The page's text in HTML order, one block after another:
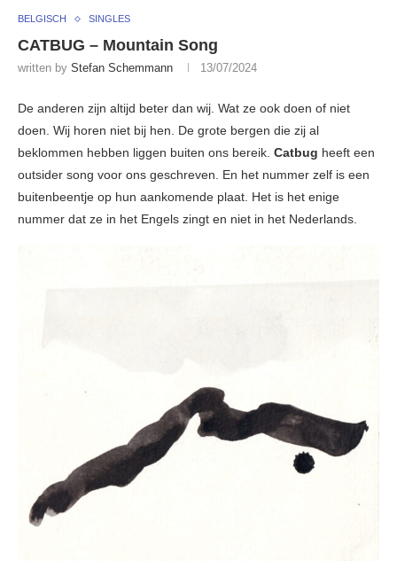
BELGISCH SINGLES
CATBUG – Mountain Song
written by Stefan Schemmann 13/07/2024
De anderen zijn altijd beter dan wij. Wat ze ook doen of niet
doen. Wij horen niet bij hen. De grote bergen die zij al
beklommen hebben liggen buiten ons bereik. Catbug heeft een
outsider song voor ons geschreven. En het nummer zelf is een
buitenbeentje op hun aankomende plaat. Het is het enige
nummer dat ze in het Engels zingt en niet in het Nederlands.